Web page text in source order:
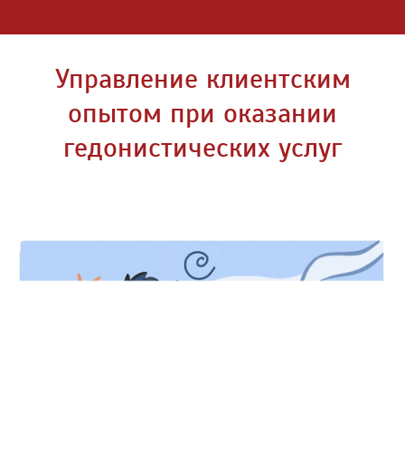
Управление клиентским
опытом при оказании
гедонистических услуг